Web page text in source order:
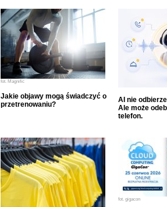
fot. Magnific
Jakie objawy mogą świadczyć o
przetrenowaniu?
AI nie
Ale może
telefon.
fot. gigacon